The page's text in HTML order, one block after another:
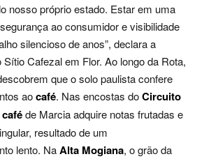
nosso próprio estado. Estar em uma
ao consumidor e visibilidade
silencioso de anos”, declara a
Sítio Cafezal em Flor. Ao longo da Rota,
que o solo paulista confere
aocafé. Nas encostas doCircuito
caféde Marcia adquire notas frutadas e
resultado de um
lento. NaAlta Mogiana, o grão da